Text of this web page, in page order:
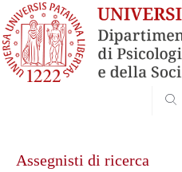
contenuto
Assegnisti di ricerca